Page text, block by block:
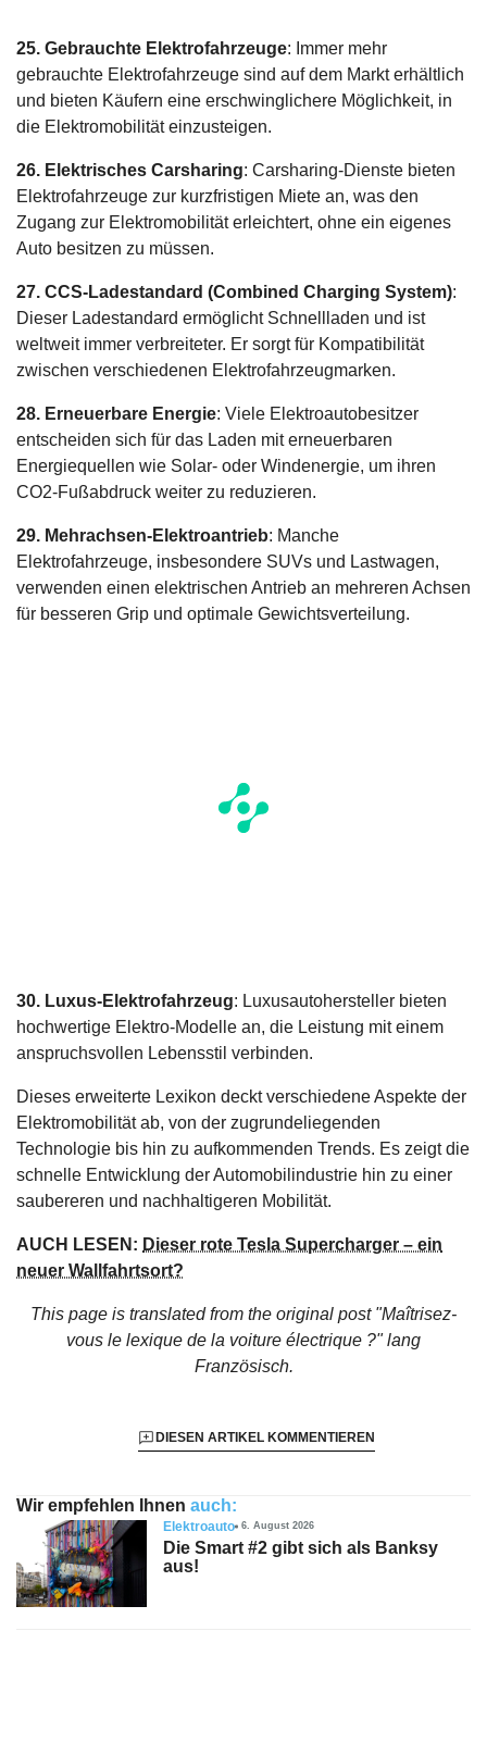
25. Gebrauchte Elektrofahrzeuge: Immer mehr
gebrauchte Elektrofahrzeuge sind auf dem Markt erhältlich
und bieten Käufern eine erschwinglichere Möglichkeit, in
die Elektromobilität einzusteigen.
26. Elektrisches Carsharing: Carsharing-Dienste bieten
Elektrofahrzeuge zur kurzfristigen Miete an, was den
Zugang zur Elektromobilität erleichtert, ohne ein eigenes
Auto besitzen zu müssen.
27. CCS-Ladestandard (Combined Charging System):
Dieser Ladestandard ermöglicht Schnellladen und ist
weltweit immer verbreiteter. Er sorgt für Kompatibilität
zwischen verschiedenen Elektrofahrzeugmarken.
28. Erneuerbare Energie: Viele Elektroautobesitzer
entscheiden sich für das Laden mit erneuerbaren
Energiequellen wie Solar- oder Windenergie, um ihren
CO2-Fußabdruck weiter zu reduzieren.
29. Mehrachsen-Elektroantrieb: Manche
Elektrofahrzeuge, insbesondere SUVs und Lastwagen,
verwenden einen elektrischen Antrieb an mehreren Achsen
für besseren Grip und optimale Gewichtsverteilung.
30. Luxus-Elektrofahrzeug: Luxusautohersteller bieten
hochwertige Elektro-Modelle an, die Leistung mit einem
anspruchsvollen Lebensstil verbinden.
Dieses erweiterte Lexikon deckt verschiedene Aspekte der
Elektromobilität ab, von der zugrundeliegenden
Technologie bis hin zu aufkommenden Trends. Es zeigt die
schnelle Entwicklung der Automobilindustrie hin zu einer
saubereren und nachhaltigeren Mobilität.
AUCH LESEN: Dieser rote Tesla Supercharger – ein
neuer Wallfahrtsort?
This page is translated from the original post "Maîtrisez-
vous le lexique de la voiture électrique ?"lang
Französisch.
DIESEN ARTIKEL KOMMENTIEREN
Wir empfehlen Ihnen auch:
Elektroauto 6. August 2026
Die Smart #2 gibt sich als Banksy
aus!